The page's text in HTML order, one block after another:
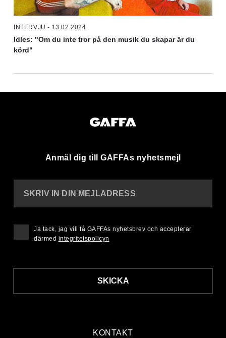
INTERVJU - 13.02.2024
Idles: "Om du inte tror på den musik du skapar är du
körd"
Anmäl dig till GAFFAs nyhetsmejl
KONTAKT
SKRIV IN DIN MEJLADRESS
SKICKA
Ja tack, jag vill få GAFFAs nyhetsbrev och accepterar
därmed integritetspolicyn